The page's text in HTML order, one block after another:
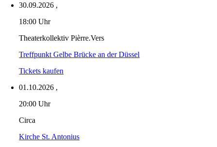
30.09.2026 ,
18:00 Uhr
Theaterkollektiv Pièrre.Vers
Treffpunkt Gelbe Brücke an der Düssel
Tickets kaufen
01.10.2026 ,
20:00 Uhr
Circa
Kirche St. Antonius